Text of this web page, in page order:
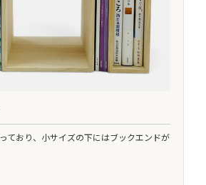
ており、小サイズの下にはブックエンドが